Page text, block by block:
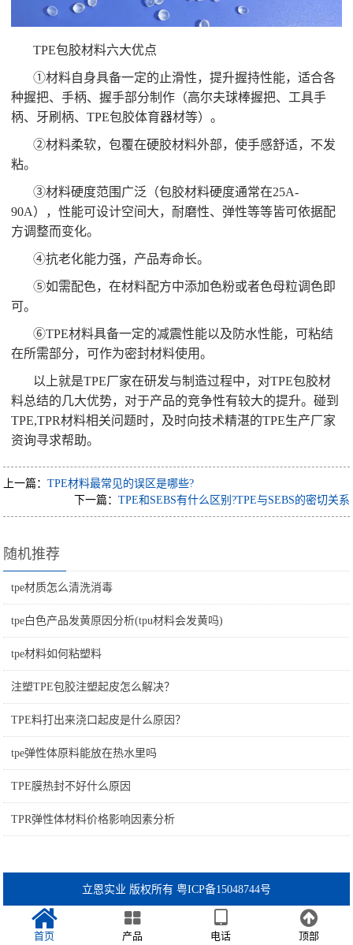
TPE包胶材料六大优点
①材料自身具备一定的止滑性，提升握持性能，适合各
种握把、手柄、握手部分制作（高尔夫球棒握把、工具手
柄、牙刷柄、TPE包胶体育器材等）。
②材料柔软，包覆在硬胶材料外部，使手感舒适，不发
粘。
③材料硬度范围广泛（包胶材料硬度通常在25A-
90A），性能可设计空间大，耐磨性、弹性等等皆可依据配
方调整而变化。
④抗老化能力强，产品寿命长。
⑤如需配色，在材料配方中添加色粉或者色母粒调色即
可。
⑥TPE材料具备一定的减震性能以及防水性能，可粘结
在所需部分，可作为密封材料使用。
以上就是TPE厂家在研发与制造过程中，对TPE包胶材
料总结的几大优势，对于产品的竞争性有较大的提升。碰到
TPE,TPR材料相关问题时，及时向技术精湛的TPE生产厂家
资询寻求帮助。
上一篇：TPE材料最常见的误区是哪些?
下一篇： TPE和SEBS有什么区别?TPE与SEBS的密切关系
随机推荐
tpe材质怎么清洗消毒
tpe白色产品发黄原因分析(tpu材料会发黄吗)
tpe材料如何粘塑料
注塑TPE包胶注塑起皮怎么解决？
TPE料打出来浇口起皮是什么原因？
tpe弹性体原料能放在热水里吗
TPE膜热封不好什么原因
TPR弹性体材料价格影响因素分析
立恩实业 版权所有 粤ICP备15048744号
首页 产品 电话 顶部